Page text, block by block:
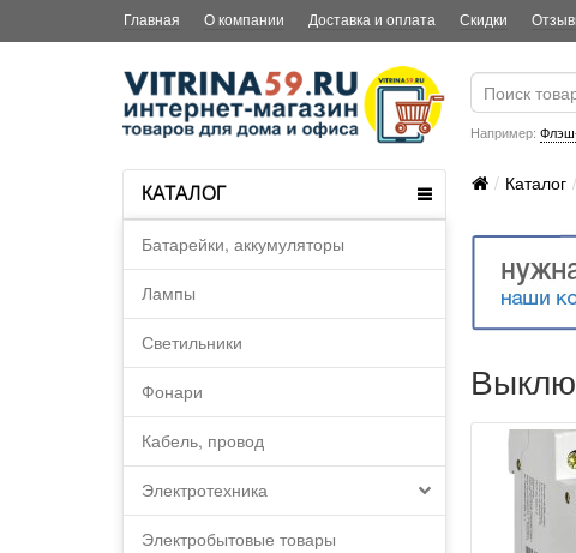
Главная О компании Доставка и оплата Скидки
Например:
КАТАЛОГ
Батарейки, аккумуляторы
Лампы
Светильники
Фонари
Кабель, провод
Электротехника
Электробытовые товары
Каталог